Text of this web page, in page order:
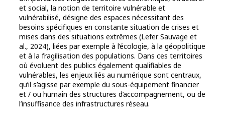
et social, la notion de territoire vulnérable et
vulnérabilisé, désigne des espaces nécessitant des
besoins spécifiques en constante situation de crises et
mises dans des situations extrêmes (Lefer Sauvage et
al., 2024), liées par exemple à l’écologie, à la géopolitique
et à la fragilisation des populations. Dans ces territoires
où évoluent des publics également qualifiables de
vulnérables, les enjeux liés au numérique sont centraux,
qu’il s’agisse par exemple du sous-équipement financier
et / ou humain des structures d’accompagnement, ou de
l’insuffisance des infrastructures réseau.